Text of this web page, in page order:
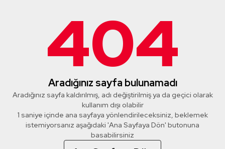
404
Aradığınız sayfa bulunamadı
Aradığınız sayfa kaldırılmış, adı değiştirilmiş ya da geçici olarak
kullanım dışı olabilir
1 saniye içinde ana sayfaya yönlendirileceksiniz, beklemek
istemiyorsanız aşağıdaki 'Ana Sayfaya Dön' butonuna
basabilirsiniz